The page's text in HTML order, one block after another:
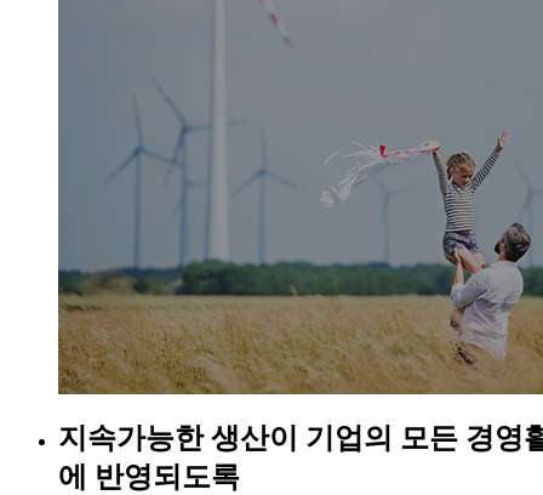
지속가능한 생산이 기업의 모든 경영
에 반영되도록